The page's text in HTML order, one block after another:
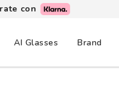
con
AI Glasses Brand